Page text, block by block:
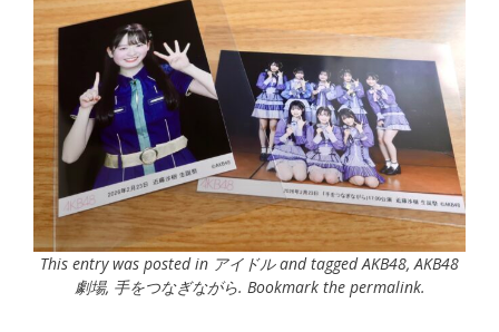
This entry was posted in アイドルand taggedAKB48,AKB48
劇場, 手をつなぎながら. Bookmark the permalink.